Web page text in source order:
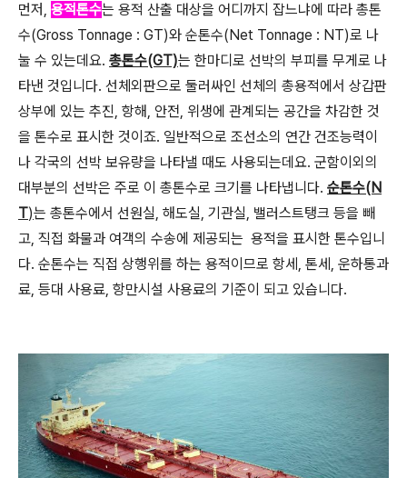
먼저, 용적톤수는 용적 산출 대상을 어디까지 잡느냐에 따라 총톤
수(Gross Tonnage : GT)와 순톤수(Net Tonnage : NT)로 나
눌 수 있는데요. 총톤수(GT)는 한마디로 선박의 부피를 무게로 나
타낸 것입니다. 선체외판으로 둘러싸인 선체의 총용적에서 상갑판
상부에 있는 추진, 항해, 안전, 위생에 관계되는 공간을 차감한 것
을 톤수로 표시한 것이죠. 일반적으로 조선소의 연간 건조능력이
나 각국의 선박 보유량을 나타낼 때도 사용되는데요. 군함이외의
대부분의 선박은 주로 이 총톤수로 크기를 나타냅니다. 순톤수(N
T)는 총톤수에서 선원실, 해도실, 기관실, 밸러스트탱크 등을 빼
고, 직접 화물과 여객의 수송에 제공되는 용적을 표시한 톤수입니
다. 순톤수는 직접 상행위를 하는 용적이므로 항세, 톤세, 운하통과
료, 등대 사용료, 항만시설 사용료의 기준이 되고 있습니다.